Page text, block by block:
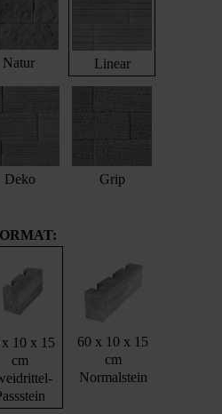
Natur Linear
Deko Grip
10 x 15
cm
60 x 10 x 15
cm
Normalstein